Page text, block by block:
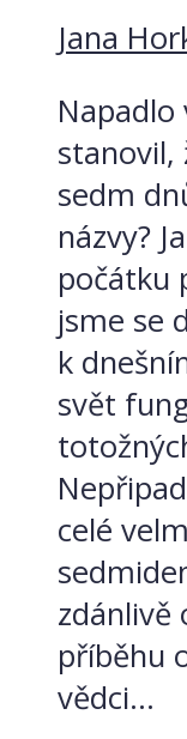
Jana
Napadlo
stanovil,
sedm
názvy?
počátku
jsme se
k
svět
celé
zdánlivě
příběhu
vědci...